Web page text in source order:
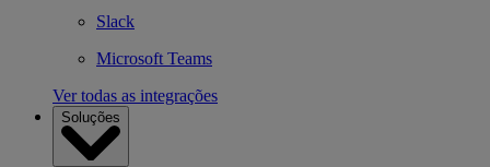
Slack
Microsoft Teams
Ver todas as integrações
Soluções